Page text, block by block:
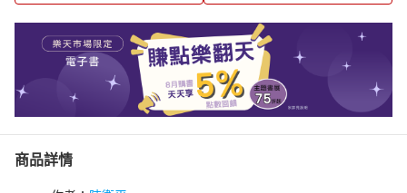
商品詳情